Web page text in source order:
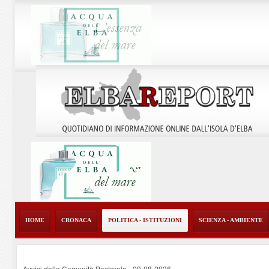
HOME CRONACA POLITICA - ISTITUZIONI SCIENZA - AMBIENTE